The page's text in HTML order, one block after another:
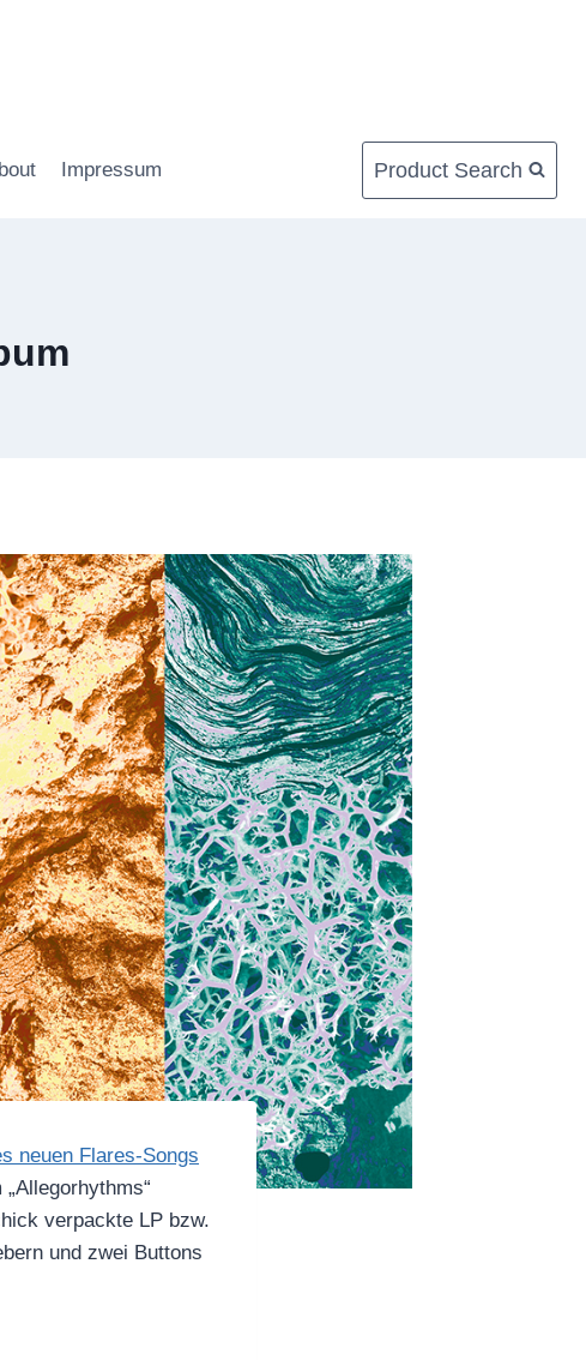
Impressum Product Search
neuen Flares-Songs
verpackte LP bzw.
und zwei Buttons